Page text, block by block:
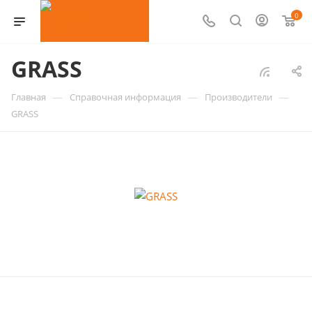
0
GRASS
Главная — Справочная информация — Производители —
GRASS